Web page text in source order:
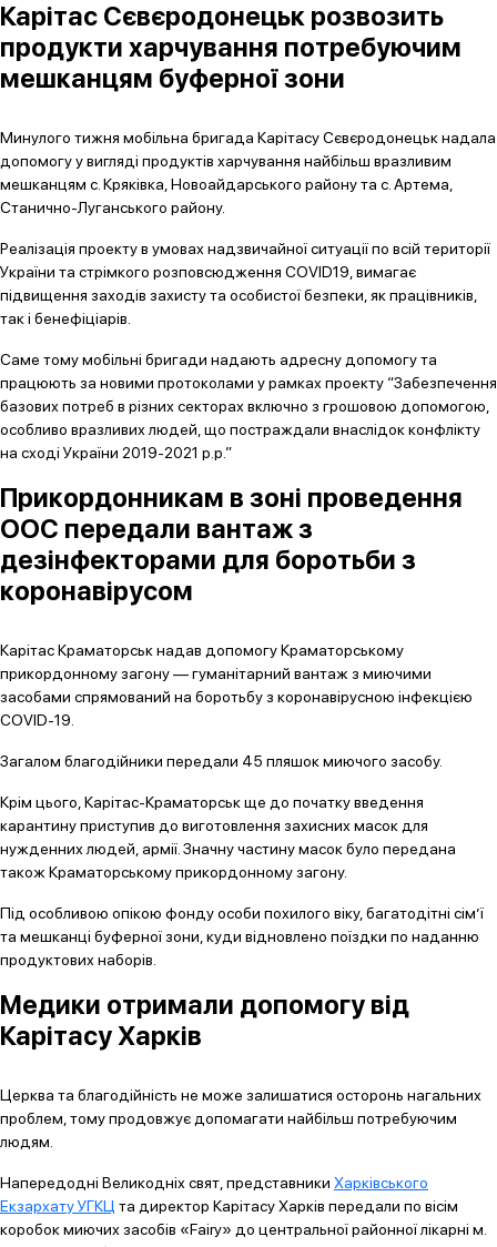
Карітас Сєвєродонецьк розвозить
продукти харчування потребуючим
мешканцям буферної зони
Минулого тижня мобільна бригада Карітасу Сєвєродонецьк надала
допомогу у вигляді продуктів харчування найбільш вразливим
мешканцям с. Кряківка, Новоайдарського району та с. Артема,
Станично-Луганського району.
Реалізація проекту в умовах надзвичайної ситуації по всій території
України та стрімкого розповсюдження COVID19, вимагає
підвищення заходів захисту та особистої безпеки, як працівників,
так і бенефіціарів.
Саме тому мобільні бригади надають адресну допомогу та
працюють за новими протоколами у рамках проекту “Забезпечення
базових потреб в різних секторах включно з грошовою допомогою,
особливо вразливих людей, що постраждали внаслідок конфлікту
на сході України 2019-2021 р.р.”
Прикордонникам в зоні проведення
ООС передали вантаж з
дезінфекторами для боротьби з
коронавірусом
Карітас Краматорськ надав допомогу Краматорському
прикордонному загону — гуманітарний вантаж з миючими
засобами спрямований на боротьбу з коронавірусною інфекцією
COVID-19.
Загалом благодійники передали 45 пляшок миючого засобу.
Крім цього, Карітас-Краматорськ ще до початку введення
карантину приступив до виготовлення захисних масок для
нужденних людей, армії. Значну частину масок було передана
також Краматорському прикордонному загону.
Під особливою опікою фонду особи похилого віку, багатодітні сім’ї
та мешканці буферної зони, куди відновлено поїздки по наданню
продуктових наборів.
Медики отримали допомогу від
Карітасу Харків
Церква та благодійність не може залишатися осторонь нагальних
проблем, тому продовжує допомагати найбільш потребуючим
людям.
Напередодні Великодніх свят, представники Харківського
Екзархату УГКЦ та директор Карітасу Харків передали по вісім
коробок миючих засобів «Fairy» до центральної районної лікарні м.